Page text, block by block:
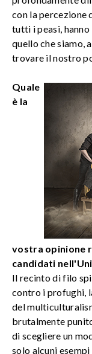
con la percezione
tutti i peasi,
quello che siamo,
trovare il nostro
Quale
è la
vostra opinione
candidati
Il recinto di filo
contro i profughi,
del
brutalmente
di scegliere un
solo alcuni